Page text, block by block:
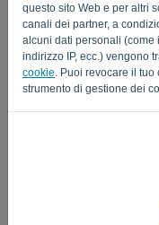
questo sito Web e per altri
canali dei partner, a
alcuni dati personali (come
indirizzo IP, ecc.) vengono
cookie . Puoi revocare il
strumento di gestione dei
Paese
Sì, potrebbe inviare gli
Carta di credito non
Senza vincoli! 100%